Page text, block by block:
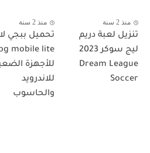
منذ 2 سنة
لعبة دريم
ليج سوكر 2023
Dream
منذ 2 سنة
تحميل ببجي لايت
pubg mobile lite
للأجهزة الضعيفة
للاندرويد
والحاسوب